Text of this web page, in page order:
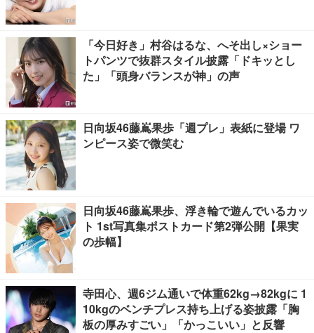
「今日好き」村谷はるな、へそ出し×ショー
トパンツで抜群スタイル披露「ドキッとし
た」「頭身バランスが神」の声
日向坂46藤嶌果歩「週プレ」表紙に登場 ワ
ンピース姿で微笑む
日向坂46藤嶌果歩、浮き輪で遊んでいるカッ
ト 1st写真集ポストカード第2弾公開【果実
の歩幅】
寺田心、週6ジム通いで体重62kg→82kgに 1
10kgのベンチプレス持ち上げる姿披露「胸
板の厚みすごい」「かっこいい」と反響